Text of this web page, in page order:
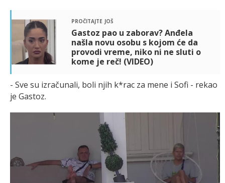
pročitajte još
Gastoz pao u zaborav? Anđela
našla novu osobu s kojom će da
provodi vreme, niko ni ne sluti o
kome je reč! (VIDEO)
- Sve su izračunali, boli njih k*rac za mene i Sofi - rekao
je Gastoz.